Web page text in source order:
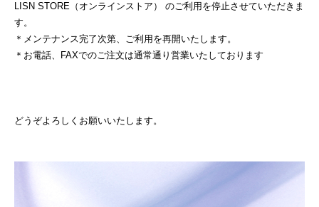
LISN STORE（オンラインストア） のご利用を停止させていただきま
す。
＊メンテナンス完了次第、ご利用を再開いたします。
＊お電話、FAXでのご注文は通常通り営業いたしております
どうぞよろしくお願いいたします。